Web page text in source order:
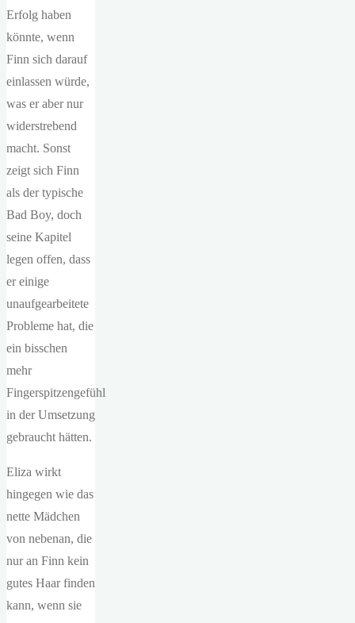
Erfolg haben
könnte, wenn
Finn sich darauf
einlassen würde,
was er aber nur
widerstrebend
macht. Sonst
zeigt sich Finn
als der typische
Bad Boy, doch
seine Kapitel
legen offen, dass
er einige
unaufgearbeitete
Probleme hat, die
ein bisschen
mehr
Fingerspitzengefühl
in der Umsetzung
gebraucht hätten.
Eliza wirkt
hingegen wie das
nette Mädchen
von nebenan, die
nur an Finn kein
gutes Haar finden
kann, wenn sie